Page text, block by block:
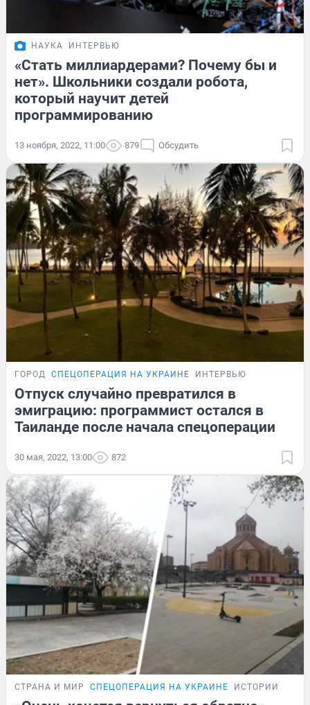
НАУКА ИНТЕРВЬЮ
«Стать миллиардерами? Почему бы и
нет». Школьники создали робота,
который научит детей
программированию
13 ноября, 2022, 11:00 879 Обсудить
ГОРОД СПЕЦОПЕРАЦИЯ НА УКРАИНЕ ИНТЕРВЬЮ
Отпуск случайно превратился в
эмиграцию: программист остался в
Таиланде после начала спецоперации
30 мая, 2022, 13:00 872
СТРАНА И МИР СПЕЦОПЕРАЦИЯ НА УКРАИНЕ ИСТОРИИ